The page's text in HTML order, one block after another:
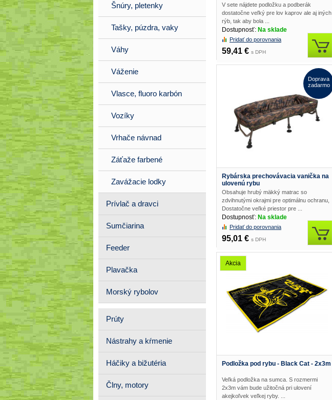
V sete nájdete podložku a podberák
dostatočne veľký pre lov kaprov ale aj iných
rýb, tak aby bola ...
Dostupnosť: Na sklade
Pridať do porovnania
59,41 € s DPH
Rybárska prechovávacia vanička na
ulovenú rybu
Obsahuje hrubý mäkký matrac so
zdvihnutými okrajmi pre optimálnu ochranu,
Dostatočne veľké priestor pre ...
Dostupnosť: Na sklade
Pridať do porovnania
95,01 € s DPH
Doprava
zadarmo
Akcia
Podložka pod rybu - Black Cat - 2x3m
Veľká podložka na sumca. S rozmermi
2x3m vám bude užitočná pri ulovení
akejkoľvek veľkej ryby. ...
Šnúry, pletenky
Tašky, púzdra, vaky
Váhy
Váženie
Vlasce, fluoro karbón
Vozíky
Vrhače návnad
Záťaže farbené
Zavážacie lodky
Prívlač a dravci
Sumčiarina
Feeder
Plavačka
Morský rybolov
Prúty
Nástrahy a kŕmenie
Háčiky a bižutéria
Člny, motory